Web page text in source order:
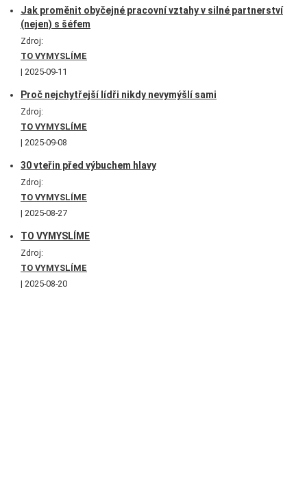
Jak proměnit obyčejné pracovní vztahy v silné partnerství
(nejen) s šéfem
Zdroj:
TO VYMYSLÍME
2025-09-11
Proč nejchytřejší lídři nikdy nevymýšlí sami
Zdroj:
TO VYMYSLÍME
2025-09-08
30 vteřin před výbuchem hlavy
Zdroj:
TO VYMYSLÍME
2025-08-27
TO VYMYSLÍME
Zdroj:
TO VYMYSLÍME
2025-08-20